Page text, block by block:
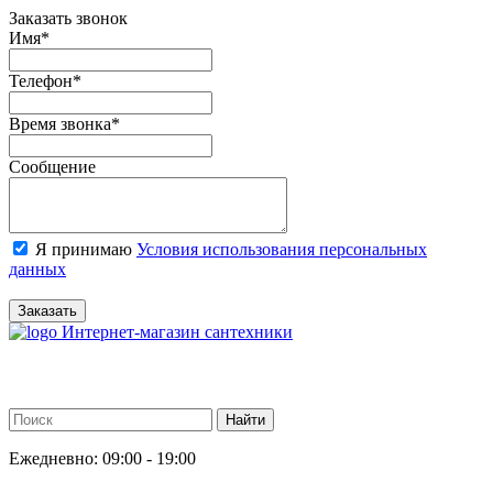
Заказать звонок
Имя*
Телефон*
Время звонка*
Сообщение
Я принимаю Условия использования персональных
данных
Заказать
Интернет-магазин сантехники
Ежедневно: 09:00 - 19:00